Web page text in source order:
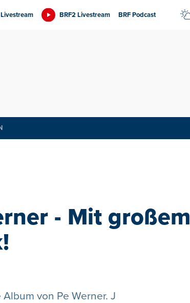
Livestream BRF2 Livestream BRF Podcast
- Mit großem
von Pe Werner. J